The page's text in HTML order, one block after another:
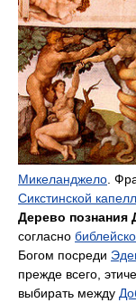
Микеланджело.
Сикстинской
Дeрево познания
согласно
Богом посреди
прежде всего,
выбирать между